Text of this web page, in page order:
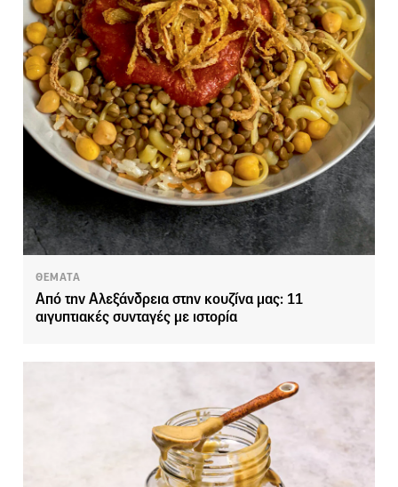
ΘΕΜΑΤΑ
Από την Αλεξάνδρεια στην κουζίνα μας: 11
αιγυπτιακές συνταγές με ιστορία